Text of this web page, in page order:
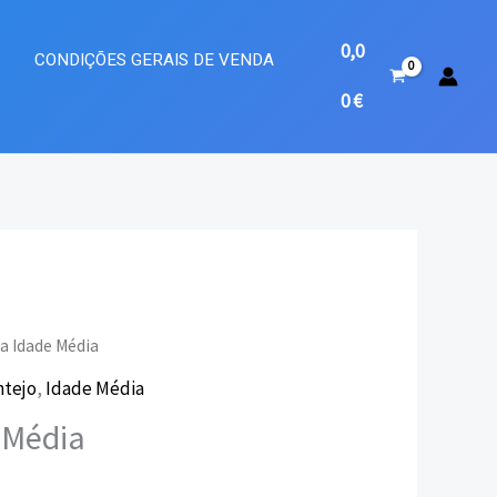
CONDIÇÕES GERAIS DE VENDA
0,0
0€
Idade Média
, Idade Média